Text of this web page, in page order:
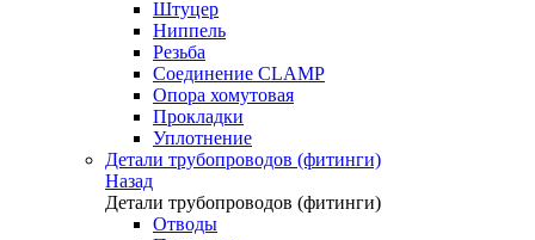
Штуцер
Ниппель
Резьба
Соединение CLAMP
Опора хомутовая
Прокладки
Уплотнение
Детали трубопроводов (фитинги)
Назад
Детали трубопроводов (фитинги)
Отводы